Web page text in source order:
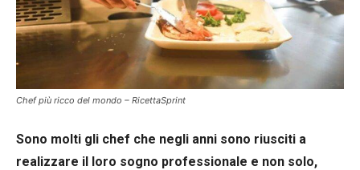
Chef più ricco del mondo – RicettaSprint
Sono molti gli chef che negli anni sono riusciti a
realizzare il loro sogno professionale e non solo,